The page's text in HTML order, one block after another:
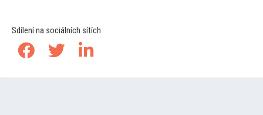
Sdílení na sociálních sítích